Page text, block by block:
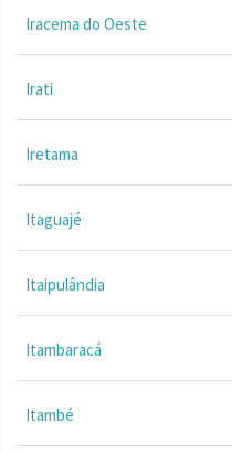
Iracema do Oeste
Irati
Iretama
Itaguajé
Itaipulândia
Itambaracá
Itambé